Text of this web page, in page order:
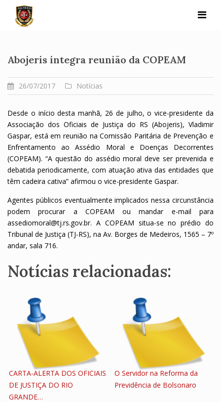
content
Abojeris integra reunião da COPEAM
26/07/2017 Notícias
Desde o início desta manhã, 26 de julho, o vice-presidente da
Associação dos Oficiais de Justiça do RS (Abojeris), Vladimir
Gaspar, está em reunião na Comissão Paritária de Prevenção e
Enfrentamento ao Assédio Moral e Doenças Decorrentes
(COPEAM). “A questão do assédio moral deve ser prevenida e
debatida periodicamente, com atuação ativa das entidades que
têm cadeira cativa” afirmou o vice-presidente Gaspar.
Agentes públicos eventualmente implicados nessa circunstância
podem procurar a COPEAM ou mandar e-mail para
assediomoral@tj.rs.gov.br. A COPEAM situa-se no prédio do
Tribunal de Justiça (TJ-RS), na Av. Borges de Medeiros, 1565 – 7º
andar, sala 716.
Notícias relacionadas:
CARTA-ALERTA DOS OFICIAIS
DE JUSTIÇA DO RIO
GRANDE…
O Servidor na Reforma da
Previdência de Bolsonaro